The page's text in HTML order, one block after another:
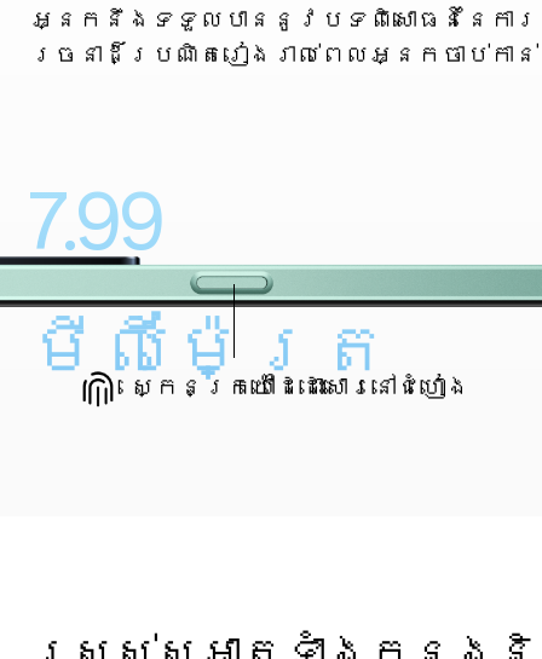
អ្នកនឹងទទួលបាននូវបទពិសោធន៍នៃការ​
រចនា​ដ៏​ប្រណិតរៀងរាល់ពេលអ្នកចាប់កាន់
7.99
មីលីម៉ែត្រ 6
ស្កេនក្រយ៉ៅដៃដោះសោរនៅជំហៀង